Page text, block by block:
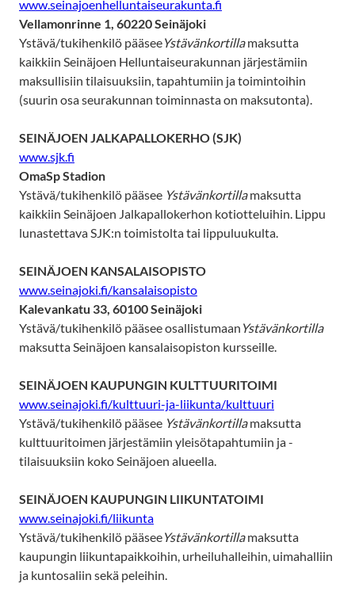
www.seinajoenhelluntaiseurakunta.fi
Vellamonrinne 1, 60220 Seinäjoki
Ystävä/tukihenkilö pääseeYstävänkortillamaksutta
kaikkiin Seinäjoen Helluntaiseurakunnan järjestämiin
maksullisiin tilaisuuksiin, tapahtumiin ja toimintoihin
(suurin osa seurakunnan toiminnasta on maksutonta).
SEINÄJOEN JALKAPALLOKERHO (SJK)
www.sjk.fi
OmaSp Stadion
Ystävä/tukihenkilö pääsee Ystävänkortillamaksutta
kaikkiin Seinäjoen Jalkapallokerhon kotiotteluihin. Lippu
lunastettava SJK:n toimistolta tai lippuluukulta.
SEINÄJOEN KANSALAISOPISTO
www.seinajoki.fi/kansalaisopisto
Kalevankatu 33, 60100 Seinäjoki
Ystävä/tukihenkilö pääsee osallistumaan Ystävänkortilla
maksutta Seinäjoen kansalaisopiston kursseille.
SEINÄJOEN KAUPUNGIN KULTTUURITOIMI
www.seinajoki.fi/kulttuuri-ja-liikunta/kulttuuri
Ystävä/tukihenkilö pääsee Ystävänkortillamaksutta
kulttuuritoimen järjestämiin yleisötapahtumiin ja -
tilaisuuksiin koko Seinäjoen alueella.
SEINÄJOEN KAUPUNGIN LIIKUNTATOIMI
www.seinajoki.fi/liikunta
Ystävä/tukihenkilö pääseeYstävänkortillamaksutta
kaupungin liikuntapaikkoihin, urheiluhalleihin, uimahalliin
ja kuntosaliin sekä peleihin.